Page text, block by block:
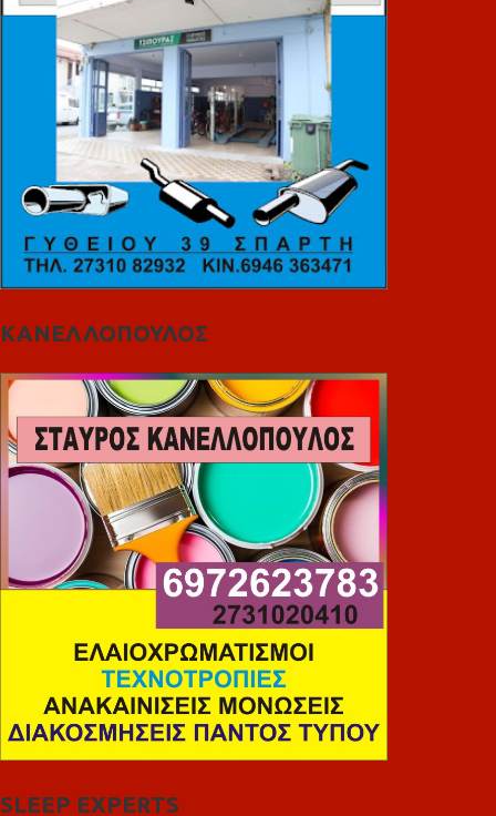
ΚΑΝΕΛΛΟΠΟΥΛΟΣ
SLEEP EXPERTS